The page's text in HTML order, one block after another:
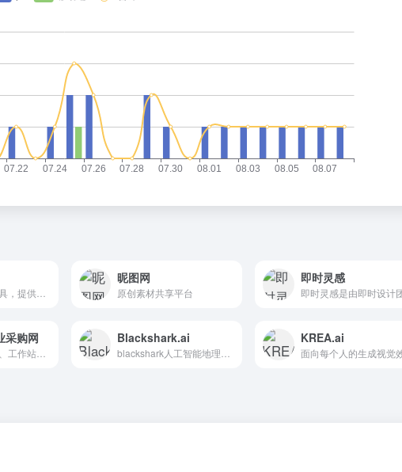
转图阁在线AI工具，提供在线位图转矢量图，批量抠图，图片变清，无损放大，图片上色，天空替换等等图片在线批量处理功能，也有人脸素描，人脸漫画，人脸修复等等智能人脸美颜功能
昵图网
原创素材共享平台
即时灵感
采购网
AI服务器、存储、工作站等领域强大优势，录入信息享专属优惠！
Blackshark.ai KREA.ai